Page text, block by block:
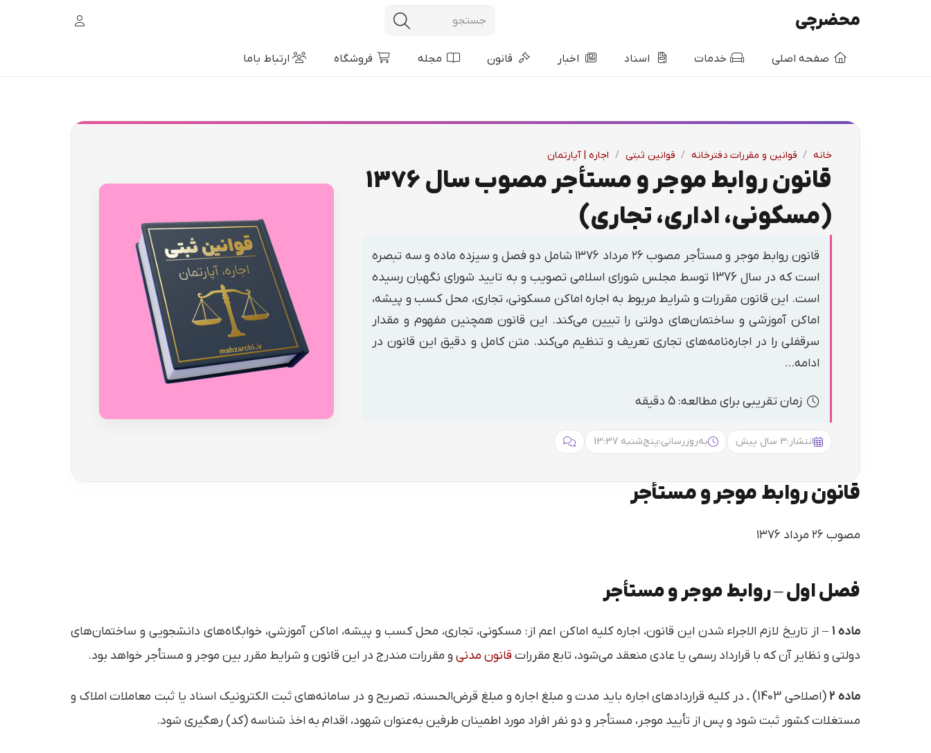
محضرچی
صفحه اصلی خدمات اسناد اخبار قانون مجله فروشگاه ارتباط باما
خانه / قوانین و مقررات دفترخانه / قوانین ثبتی / اجاره | آپارتمان
قانون روابط موجر و مستأجر مصوب سال 1376
(مسکونی، اداری، تجاری)
قانون روابط موجر و مستأجر مصوب ۲۶ مرداد ۱۳۷۶ شامل دو فصل و سیزده ماده و سه تبصره
است که در سال 1376 توسط مجلس شورای اسلامی تصویب و به تایید شورای نگهبان رسیده
است. این قانون مقررات و شرایط مربوط به اجاره اماکن مسکونی، تجاری، محل کسب و پیشه،
اماکن آموزشی و ساختمان‌های دولتی را تبیین می‌کند. این قانون همچنین مفهوم و مقدار
سرقفلی را در اجاره‌نامه‌های تجاری تعریف و تنظیم می‌کند. متن کامل و دقیق این قانون در
ادامه…
زمان تقریبی برای مطالعه: 5 دقیقه
انتشار:3 سال پیش به‌روزرسانی:پنج‌شنبه 13:37
قانون روابط موجر و مستأجر
مصوب ۲۶ مرداد ۱۳۷۶
فصل اول – روابط موجر و مستأجر
ماده ۱ – از تاریخ لازم الاجراء شدن این قانون، اجاره کلیه اماکن اعم از: مسکونی، تجاری، محل کسب و پیشه، اماکن آموزشی، خوابگاه‌های دانشجویی و ساختمان‌های
دولتی و نظایر آن که با قرارداد رسمی یا عادی منعقد می‌شود، تابع مقرراتقانون مدنی و مقررات مندرج در این قانون و شرایط مقرر بین موجر و مستأجر خواهد بود.
ماده ۲
(اصلاحی 1403) ـ در کلیه قراردادهای اجاره باید مدت و مبلغ اجاره و مبلغ قرض‌الحسنه، تصریح و در سامانه‌های ثبت الکترونیک اسناد یا ثبت معاملات املاک و
مستغلات کشور ثبت شود و پس از تأیید موجر، مستأجر و دو نفر افراد مورد اطمینان طرفین به‌عنوان شهود، اقدام به اخذ شناسه (کد) رهگیری شود.